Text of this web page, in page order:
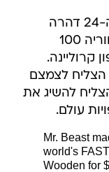
בנעליים עם פקקים, האתלטית בת ה-24 דהרה
לניצחון מוחץ, כשהיא משאירה מאחוריה 100
קרוליינה.
הקרוב ביותר, מספר 35, הצליח לצמצם
להשיג את
עולם.
Mr. Beast
world's
Wooden for